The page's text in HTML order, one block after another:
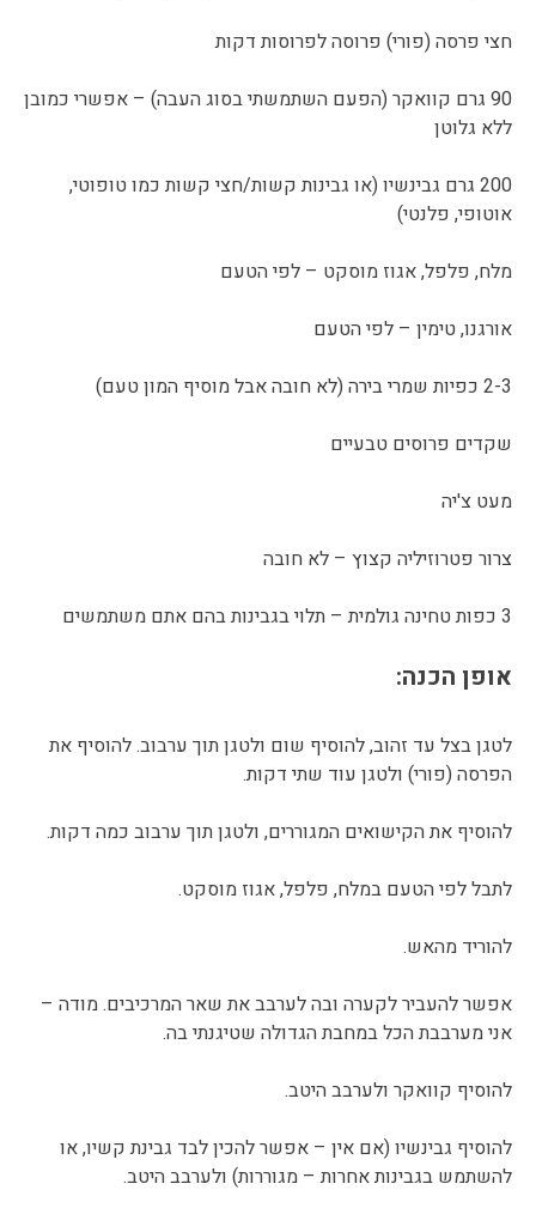
חצי פרסה (פורי) פרוסה לפרוסות דקות
90 גרם קוואקר (הפעם השתמשתי בסוג העבה) – אפשרי כמובן
ללא גלוטן
200 גרם גבינשיו (או גבינות קשות/חצי קשות כמו טופוטי,
אוטופי, פלנטי)
מלח, פלפל, אגוז מוסקט – לפי הטעם
אורגנו, טימין – לפי הטעם
2-3 כפיות שמרי בירה (לא חובה אבל מוסיף המון טעם)
שקדים פרוסים טבעיים
מעט צ'יה
צרור פטרוזיליה קצוץ – לא חובה
3 כפות טחינה גולמית – תלוי בגבינות בהם אתם משתמשים
אופן הכנה:
לטגן בצל עד זהוב, להוסיף שום ולטגן תוך ערבוב. להוסיף את
הפרסה (פורי) ולטגן עוד שתי דקות.
להוסיף את הקישואים המגוררים, ולטגן תוך ערבוב כמה דקות.
לתבל לפי הטעם במלח, פלפל, אגוז מוסקט.
להוריד מהאש.
אפשר להעביר לקערה ובה לערבב את שאר המרכיבים. מודה –
אני מערבבת הכל במחבת הגדולה שטיגנתי בה.
להוסיף קוואקר ולערבב היטב.
להוסיף גבינשיו (אם אין – אפשר להכין לבד גבינת קשיו, או
להשתמש בגבינות אחרות – מגוררות) ולערבב היטב.